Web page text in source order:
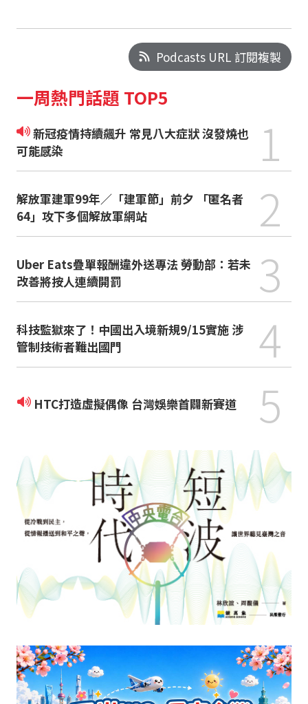
Podcasts URL 訂閱複製
一周熱門話題 TOP5
新冠疫情持續飆升 常見八大症狀 沒發燒也
可能感染
1
解放軍建軍99年／「建軍節」前夕 「匿名者
64」攻下多個解放軍網站
2
Uber Eats疊單報酬違外送專法 勞動部：若未
改善將按人連續開罰
3
科技監獄來了！中國出入境新規9/15實施 涉
管制技術者難出國門
4
HTC打造虛擬偶像 台灣娛樂首闢新賽道 5